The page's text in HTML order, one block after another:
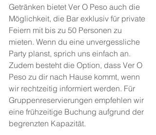
Getränken bietet Ver O Peso auch die
Möglichkeit, die Bar exklusiv für private
Feiern mit bis zu 50 Personen zu
mieten. Wenn du eine unvergessliche
Party planst, sprich uns einfach an.
Zudem besteht die Option, dass Ver O
Peso zu dir nach Hause kommt, wenn
wir rechtzeitig informiert werden. Für
Gruppenreservierungen empfehlen wir
eine frühzeitige Buchung aufgrund der
begrenzten Kapazität.